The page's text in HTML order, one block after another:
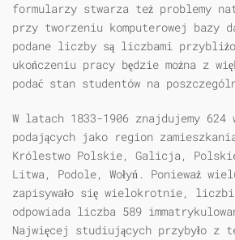
formularzy stwarza też problemy
przy tworzeniu komputerowej bazy
podane liczby są liczbami
ukończeniu pracy będzie można z
podać stan studentów na
W latach 1833-1906 znajdujemy 624
podających jako region
Królestwo Polskie, Galicja,
Litwa, Podole, Wołyń. Ponieważ
zapisywało się wielokrotnie,
odpowiada liczba 589
Najwięcej studiujących przybyło z